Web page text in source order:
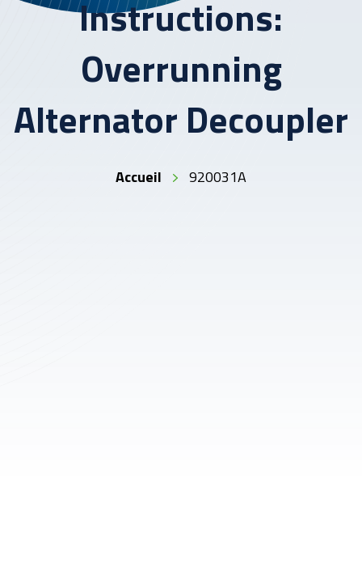
Instructions:
Overrunning
Alternator Decoupler
Accueil 920031A